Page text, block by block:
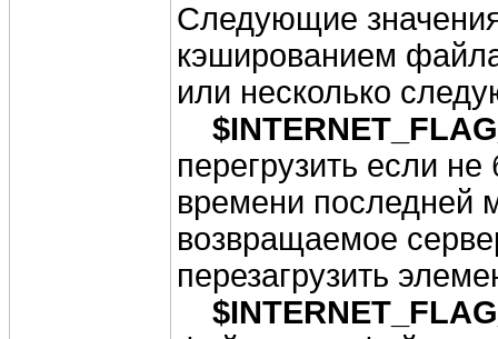
Следующие
кэшированием
или несколько
перегрузить если
времени последней
возвращаемое
перезагрузить